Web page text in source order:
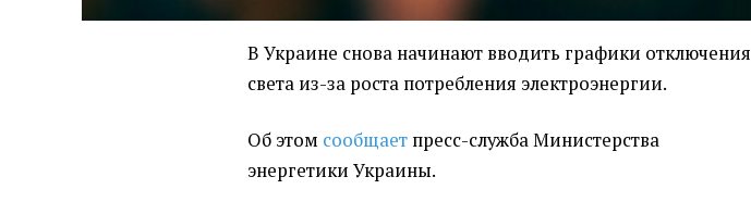
В Украине снова начинают вводить графики отключения
света из-за роста потребления электроэнергии.
Об этом сообщает пресс-служба Министерства
энергетики Украины.